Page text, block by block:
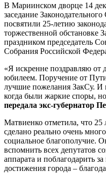
В Мариинском дворце 14
заседание
посвятили 25-летию
торжественной обстановке
праздником председатель
Собрания Российской
«Я искренне поздравляю
юбилеем. Поручение от
лучшие пожелания ЗакСу. И
когда были жаркие споры,
передала экс-губернатор
Матвиенко отметила, что 25
сделано реально очень
социальное благополучие.
вспомнить всех депутатов
аппарата и поблагодарить
достижения города –